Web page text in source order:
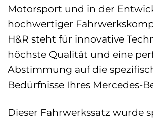
Motorsport und in der
hochwertiger
H&R steht für innovative
höchste Qualität und eine
Abstimmung auf die
Bedürfnisse Ihres Mercedes-
Dieser Fahrwerkssatz wurde